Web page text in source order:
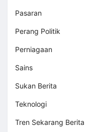
Pasaran
Perang Politik
Perniagaan
Sains
Sukan Berita
Teknologi
Tren Sekarang Berita